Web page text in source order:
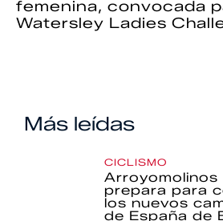
femenina, convocada
Watersley Ladies
Más leídas
CICLISMO
Arroyomolinos
prepara para
los nuevos
de España de